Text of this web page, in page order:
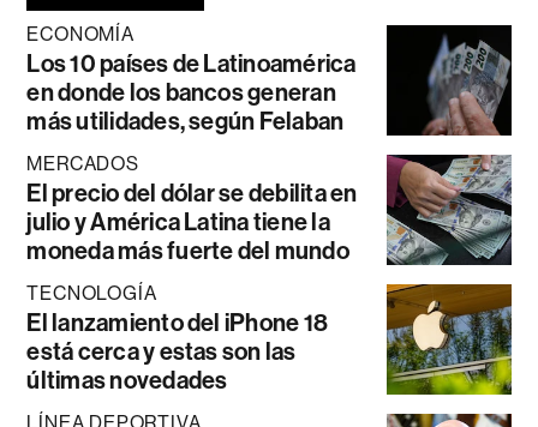
ECONOMÍA
Los 10 países de Latinoamérica
en donde los bancos generan
más utilidades, según Felaban
MERCADOS
El precio del dólar se debilita en
julio y América Latina tiene la
moneda más fuerte del mundo
TECNOLOGÍA
El lanzamiento del iPhone 18
está cerca y estas son las
últimas novedades
LÍNEA DEPORTIVA